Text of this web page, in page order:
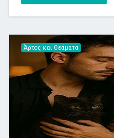
Άρτος και Θεάματα